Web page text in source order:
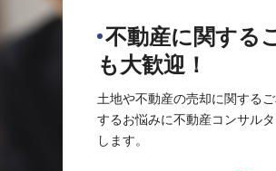
不動産に関する
も大歓迎！
土地や不動産の売却に関する
するお悩みに不動産コンサル
します。